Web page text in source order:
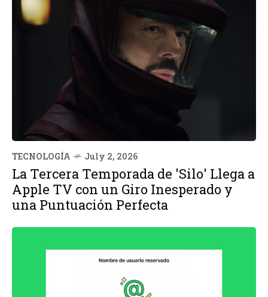
TECNOLOGÍA July 2, 2026
La Tercera Temporada de 'Silo' Llega a
Apple TV con un Giro Inesperado y
una Puntuación Perfecta